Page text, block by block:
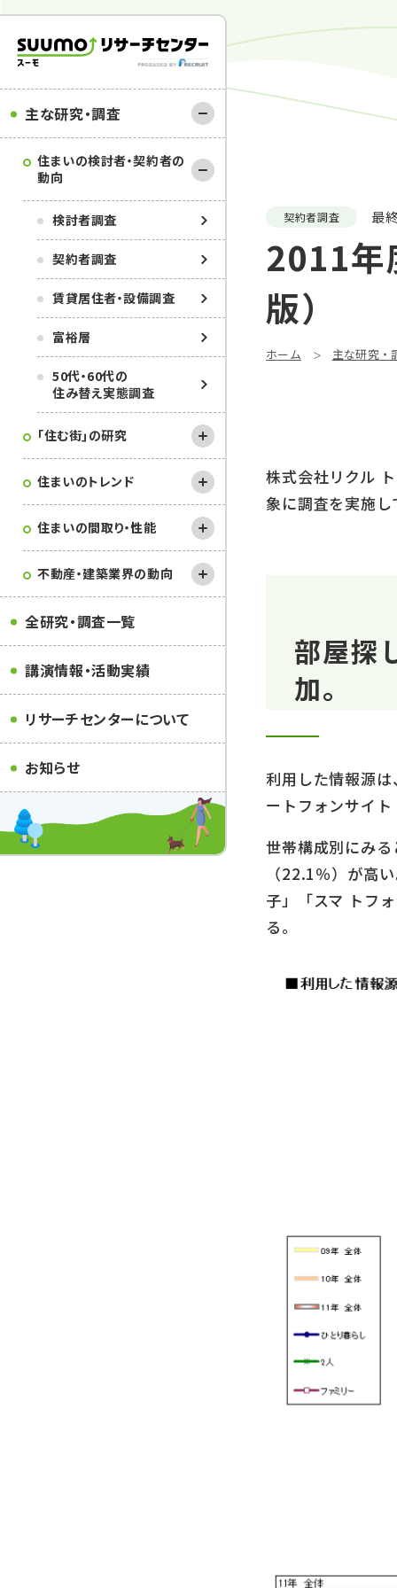
主な研究・調査
住まいの検討者・契約者の
動向
検討者調査
契約者調査
賃貸居住者・設備調査
富裕層
50代・60代の
住み替え実態調査
｢住む街｣の研究
住まいのトレンド
住まいの間取り・性能
不動産・建築業界の動向
全研究・調査一覧
講演情報・活動実績
リサーチセンターについて
お知らせ
契約者調査 最
2011年
版）
ホーム 主な研究・
株式会社リクル
象に調査を実施
部屋探
加。
利⽤した情報源
ートフォンサイ
世帯構成別にみ
（22.1％）が⾼
⼦」「スマ トフ
る。